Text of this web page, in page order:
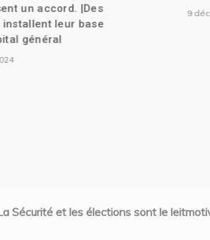
un accord. |Des
leur base
général
9
Sécurité et les élections sont le